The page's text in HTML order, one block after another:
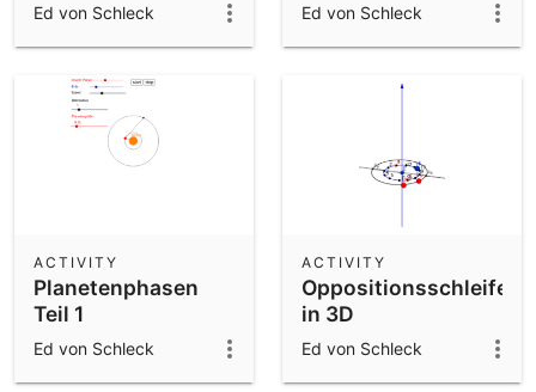
Ed von Schleck Ed von Schleck
Planetenphasen
Teil 1
ACTIVITY
Ed von Schleck
Oppositionsschleifen
in 3D
ACTIVITY
Ed von Schleck